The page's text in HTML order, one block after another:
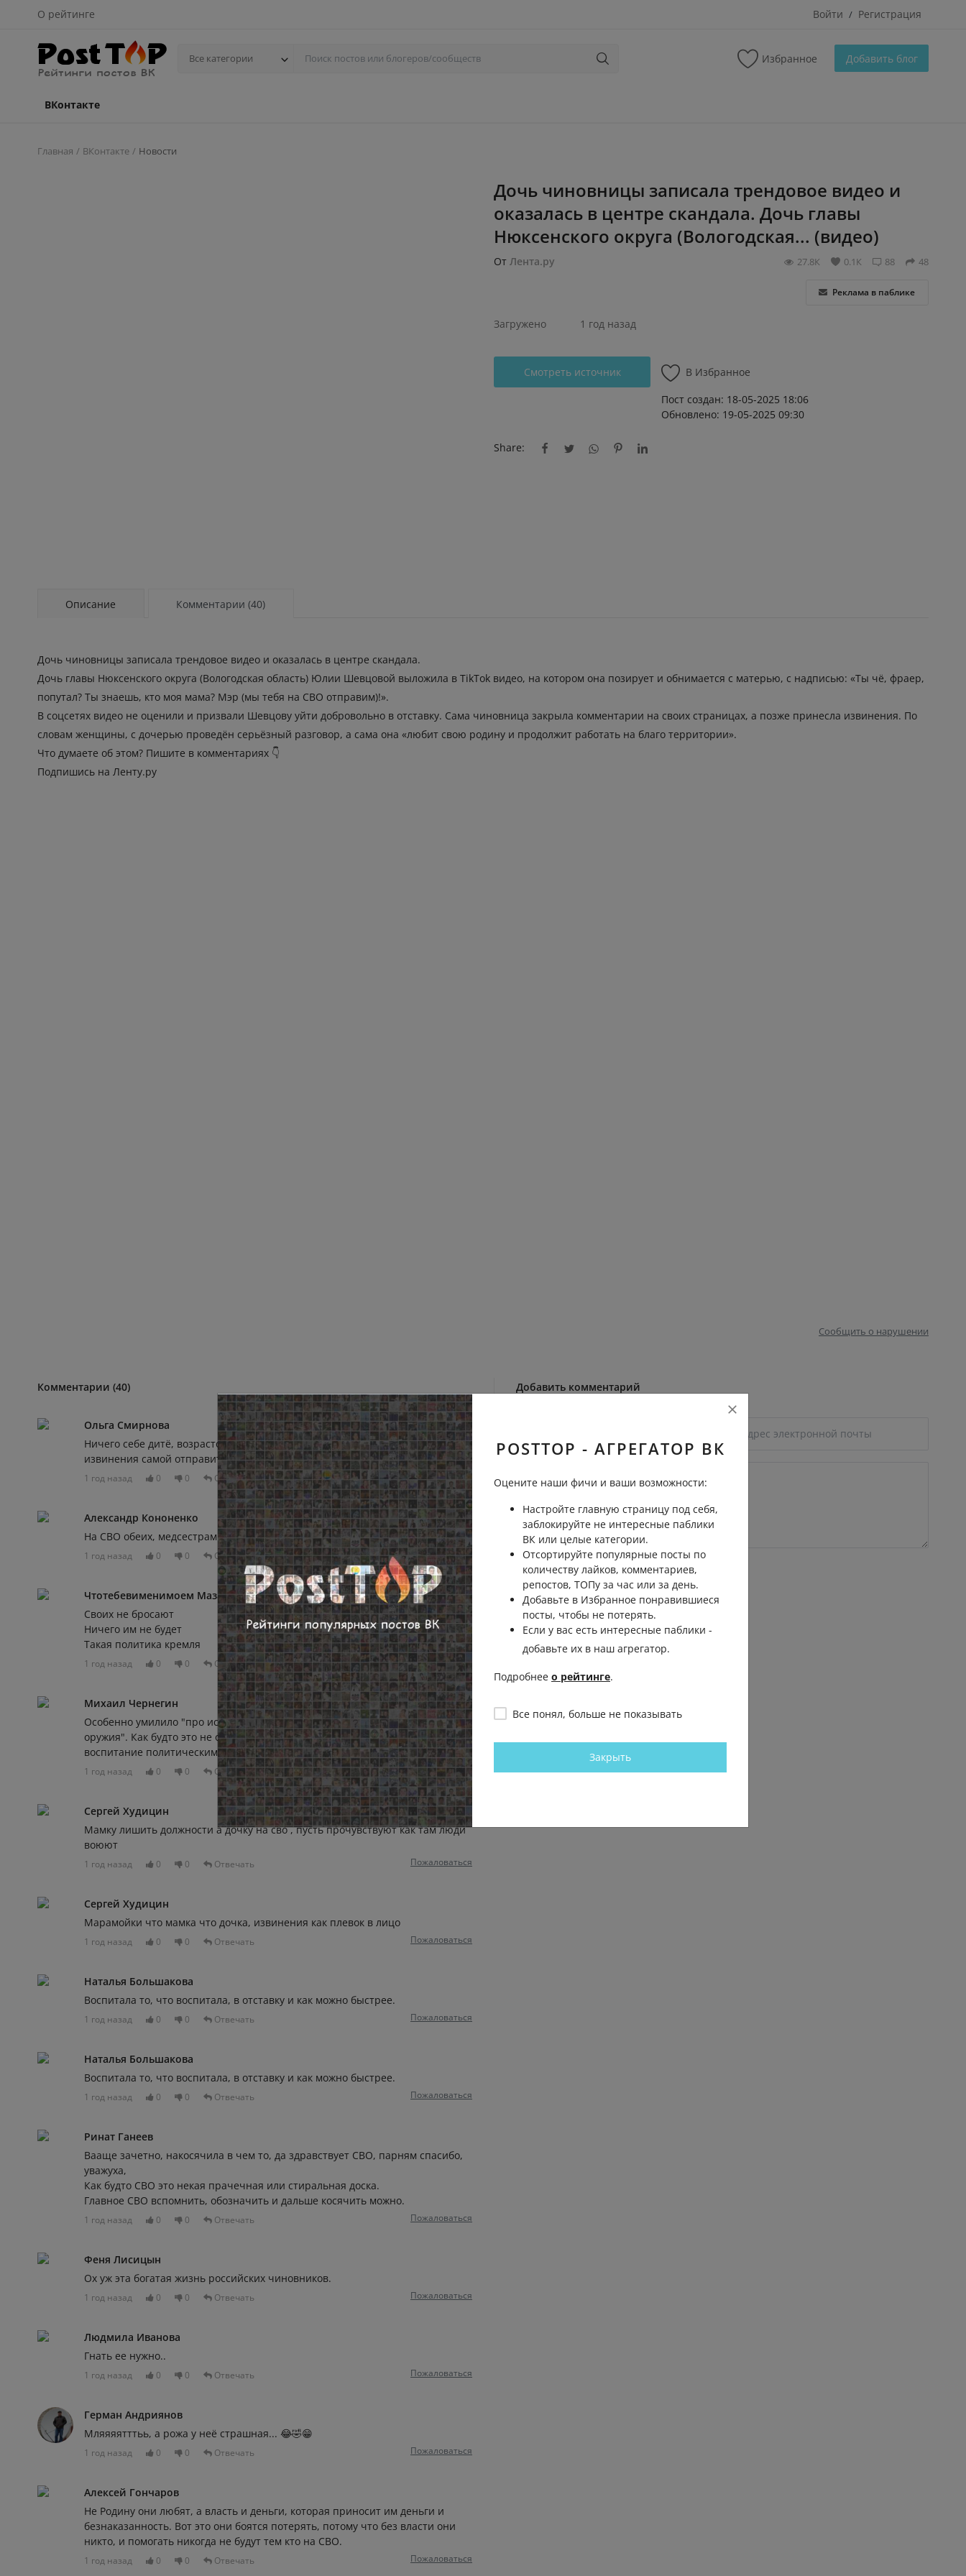
О рейтинге Войти / Регистрация
Все категории Избранное Добавить блог
ВКонтакте
Главная ВКонтакте Новости
Дочь чиновницы записала трендовое видео и
оказалась в центре скандала. Дочь главы
Нюксенского округа (Вологодская... (видео)
От Лента.ру 48
88
0.1К
27.8К
Реклама в паблике
Загружено 1 год назад
Смотреть источник
В Избранное
Пост создан: 18-05-2025 18:06
Обновлено: 19-05-2025 09:30
Share:
Описание Комментарии (40)
Дочь чиновницы записала трендовое видео и оказалась в центре скандала.
Дочь главы Нюксенского округа (Вологодская область) Юлии Шевцовой выложила в TikTok видео, на котором она позирует и обнимается с матерью, с надписью: «Ты чё, фраер,
попутал? Ты знаешь, кто моя мама? Мэр (мы тебя на СВО отправим)!».
В соцсетях видео не оценили и призвали Шевцову уйти добровольно в отставку. Сама чиновница закрыла комментарии на своих страницах, а позже принесла извинения. По
словам женщины, с дочерью проведён серьёзный разговор, а сама она «любит свою родину и продолжит работать на благо территории».
Что думаете об этом? Пишите в комментариях 👇
Подпишись на Ленту.ру
Сообщить о нарушении
Комментарии (40)
Ольга Смирнова
Ничего себе дитё, возрастом 19 лет. А может этому дитю, в качестве
извинения самой отправится на СВО, хотя бы поработать в госпитале.
1 год назад 0 0 Отвечать Пожаловаться
Александр Кононенко
На СВО обеих, медсестрами
1 год назад 0 0 Отвечать Пожаловаться
Чтотебевименимоем Мазафака
Своих не бросают
Ничего им не будет
Такая политика кремля
1 год назад 0 0 Отвечать Пожаловаться
Михаил Чернегин
Особенно умилило "про использование детей в качестве "политического
оружия". Как будто это не она быдлом своего ребенка воспитала, а отдала на
воспитание политическим оппонентам.
1 год назад 0 0 Отвечать Пожаловаться
Сергей Худицин
Мамку лишить должности а дочку на сво , пусть прочувствуют как там люди
воюют
1 год назад 0 0 Отвечать Пожаловаться
Сергей Худицин
Марамойки что мамка что дочка, извинения как плевок в лицо
1 год назад 0 0 Отвечать Пожаловаться
Наталья Большакова
Воспитала то, что воспитала, в отставку и как можно быстрее.
1 год назад 0 0 Отвечать Пожаловаться
Наталья Большакова
Воспитала то, что воспитала, в отставку и как можно быстрее.
1 год назад 0 0 Отвечать Пожаловаться
Ринат Ганеев
Вааще зачетно, накосячила в чем то, да здравствует СВО, парням спасибо,
уважуха,
Как будто СВО это некая прачечная или стиральная доска.
Главное СВО вспомнить, обозначить и дальше косячить можно.
1 год назад 0 0 Отвечать Пожаловаться
Феня Лисицын
Ох уж эта богатая жизнь российских чиновников.
1 год назад 0 0 Отвечать Пожаловаться
Людмила Иванова
Гнать ее нужно..
1 год назад 0 0 Отвечать Пожаловаться
Герман Андриянов
Мляяяятттьь, а рожа у неё страшная... 😂🤣😁
1 год назад 0 0 Отвечать Пожаловаться
Алексей Гончаров
Не Родину они любят, а власть и деньги, которая приносит им деньги и
безнаказанность. Вот это они боятся потерять, потому что без власти они
никто, и помогать никогда не будут тем кто на СВО.
1 год назад 0 0 Отвечать Пожаловаться
Добавить комментарий
Отправить на рассмотрение
POSTTOP - АГРЕГАТОР ВК
Оцените наши фичи и ваши возможности:
Настройте главную страницу под себя,
заблокируйте не интересные паблики
ВК или целые категории.
Отсортируйте популярные посты по
количеству лайков, комментариев,
репостов, ТОПу за час или за день.
Добавьте в Избранное понравившиеся
посты, чтобы не потерять.
Если у вас есть интересные паблики -
добавьте их в наш агрегатор.
Подробнее о рейтинге.
Все понял, больше не показывать
Закрыть